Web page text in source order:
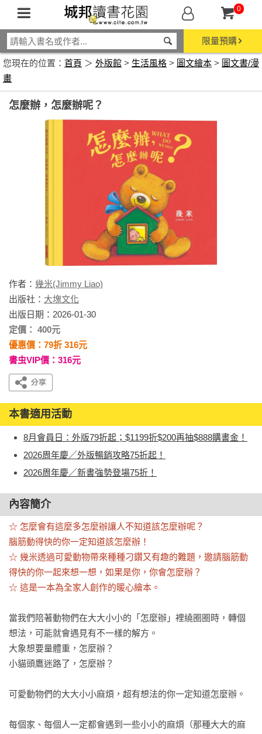
0
限量預購
您現在的位置： 首頁 ＞ 外版館 > 生活風格 > 圖文繪本 > 圖文書/漫
畫
怎麼辦，怎麼辦呢？
作者： 幾米(Jimmy Liao)
出版社： 大塊文化
出版日期：2026-01-30
定價： 400元
優惠價：79折 316元
書虫VIP價：316元
本書適用活動
8月會員日：外版79折起；$1199折$200再抽$888購書金！
2026周年慶／外版暢銷攻略75折起！
2026周年慶／新書強勢登場75折！
內容簡介
☆ 怎麼會有這麼多怎麼辦讓人不知道該怎麼辦呢？
腦筋動得快的你一定知道該怎麼辦！
☆ 幾米透過可愛動物帶來種種刁鑽又有趣的難題，邀請腦筋動
得快的你一起來想一想，如果是你，你會怎麼辦？
☆ 這是一本為全家人創作的暖心繪本。
當我們陪著動物們在大大小小的「怎麼辦」裡繞圈圈時，轉個
想法，可能就會遇見有不一樣的解方。
大象想要量體重，怎麼辦？
小貓頭鷹迷路了，怎麼辦？
可愛動物們的大大小小麻煩，超有想法的你一定知道怎麼辦。
每個家、每個人一定都會遇到一些小小的麻煩（那種大大的麻